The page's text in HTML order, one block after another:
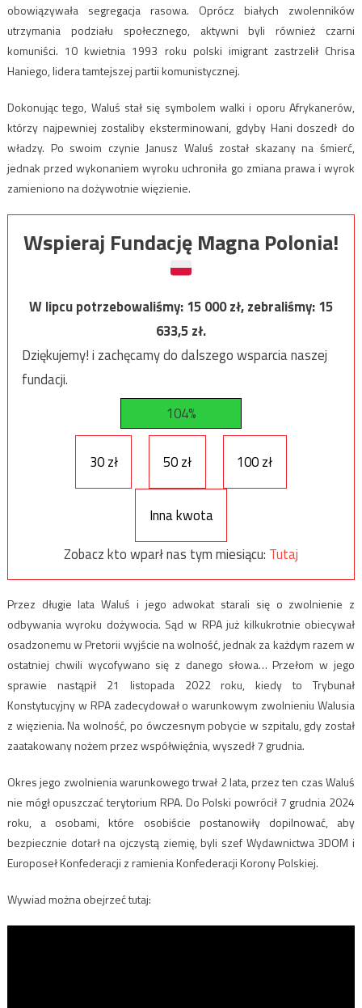
obowiązywała segregacja rasowa. Oprócz białych zwolenników
utrzymania podziału społecznego, aktywni byli również czarni
komuniści. 10 kwietnia 1993 roku polski imigrant zastrzelił Chrisa
Haniego, lidera tamtejszej partii komunistycznej.
Dokonując tego, Waluś stał się symbolem walki i oporu Afrykanerów,
którzy najpewniej zostaliby eksterminowani, gdyby Hani doszedł do
władzy. Po swoim czynie Janusz Waluś został skazany na śmierć,
jednak przed wykonaniem wyroku uchroniła go zmiana prawa i wyrok
zamieniono na dożywotnie więzienie.
Wspieraj Fundację Magna Polonia!
W lipcu potrzebowaliśmy:15 000zł, zebraliśmy:15
633,5zł.
Dziękujemy! i zachęcamy do dalszego wsparcia naszej
fundacji.
104%
30 zł 50 zł 100 zł
Inna kwota
Zobacz kto wparł nas tym miesiącu: Tutaj
Przez długie lata Waluś i jego adwokat starali się o zwolnienie z
odbywania wyroku dożywocia. Sąd w RPA już kilkukrotnie obiecywał
osadzonemu w Pretorii wyjście na wolność, jednak za każdym razem w
ostatniej chwili wycofywano się z danego słowa… Przełom w jego
sprawie nastąpił 21 listopada 2022 roku, kiedy to Trybunał
Konstytucyjny w RPA zadecydował o warunkowym zwolnieniu Walusia
z więzienia. Na wolność, po ówczesnym pobycie w szpitalu, gdy został
zaatakowany nożem przez współwięźnia, wyszedł 7 grudnia.
Okres jego zwolnienia warunkowego trwał 2 lata, przez ten czas Waluś
nie mógł opuszczać terytorium RPA. Do Polski powrócił 7 grudnia 2024
roku, a osobami, które osobiście postanowiły dopilnować, aby
bezpiecznie dotarł na ojczystą ziemię, byli szef Wydawnictwa 3DOM i
Europoseł Konfederacji z ramienia Konfederacji Korony Polskiej.
Wywiad można obejrzeć tutaj: